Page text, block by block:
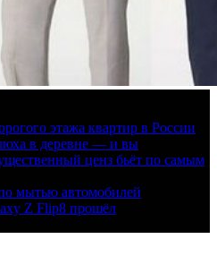
этажа квартир в России
в деревне — и вы
ценз бьёт по самым
мытью автомобилей
Z Flip8 прошёл